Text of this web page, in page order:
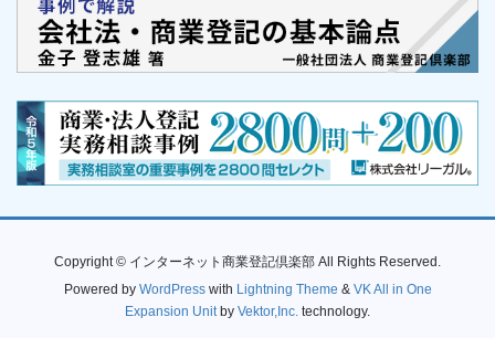
Copyright © インターネット商業登記倶楽部 All Rights Reserved.
Powered by WordPresswith Lightning Theme & VK All in One
Expansion Unitby Vektor,Inc. technology.